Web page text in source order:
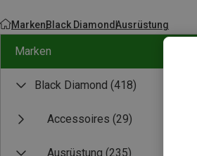
MarkenBlack DiamondAusrüstung
Marken
Black Diamond (418)
Accessoires (29)
Ausrüstung (235)